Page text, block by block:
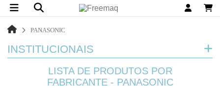
PANASONIC
INSTITUCIONAIS
LISTA DE PRODUTOS POR
FABRICANTE - PANASONIC